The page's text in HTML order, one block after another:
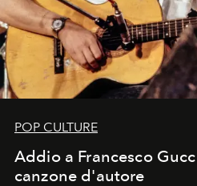
POP CULTURE
Addio a Francesco
canzone d'autore